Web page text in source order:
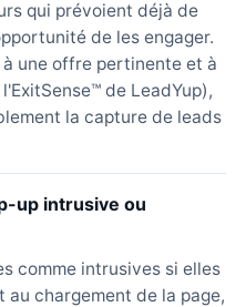
qui prévoient déjà de
de les engager.
une offre pertinente et à
de LeadYup),
la capture de leads
up intrusive ou
comme intrusives si elles
chargement de la page,